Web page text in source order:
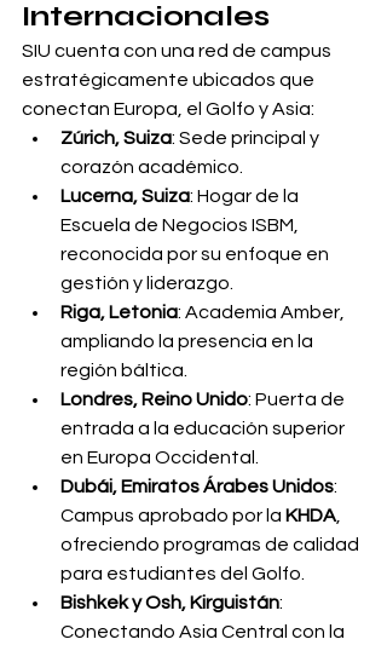
Internacionales
SIU cuenta con una red de campus
estratégicamente ubicados que
conectan Europa, el Golfo y Asia:
Zúrich, Suiza: Sede principal y
corazón académico.
Lucerna, Suiza: Hogar de la
Escuela de Negocios ISBM,
reconocida por su enfoque en
gestión y liderazgo.
Riga, Letonia: Academia Amber,
ampliando la presencia en la
región báltica.
Londres, Reino Unido: Puerta de
entrada a la educación superior
en Europa Occidental.
Dubái, Emiratos Árabes Unidos:
Campus aprobado por la KHDA
ofreciendo programas de calidad
para estudiantes del Golfo.
Bishkek y Osh, Kirguistán:
Conectando Asia Central con la